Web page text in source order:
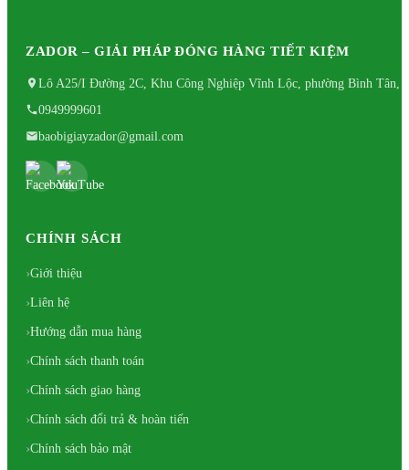
ZADOR – GIẢI PHÁP ĐÓNG HÀNG TIẾT KIỆM
Lô A25/I Đường 2C, Khu Công Nghiệp Vĩnh Lộc, phường Bình Tân,
0949999601
baobigiayzador@gmail.com
CHÍNH SÁCH
Giới thiệu
Liên hệ
Hướng dẫn mua hàng
Chính sách thanh toán
Chính sách giao hàng
Chính sách đổi trả & hoàn tiến
Chính sách bảo mật